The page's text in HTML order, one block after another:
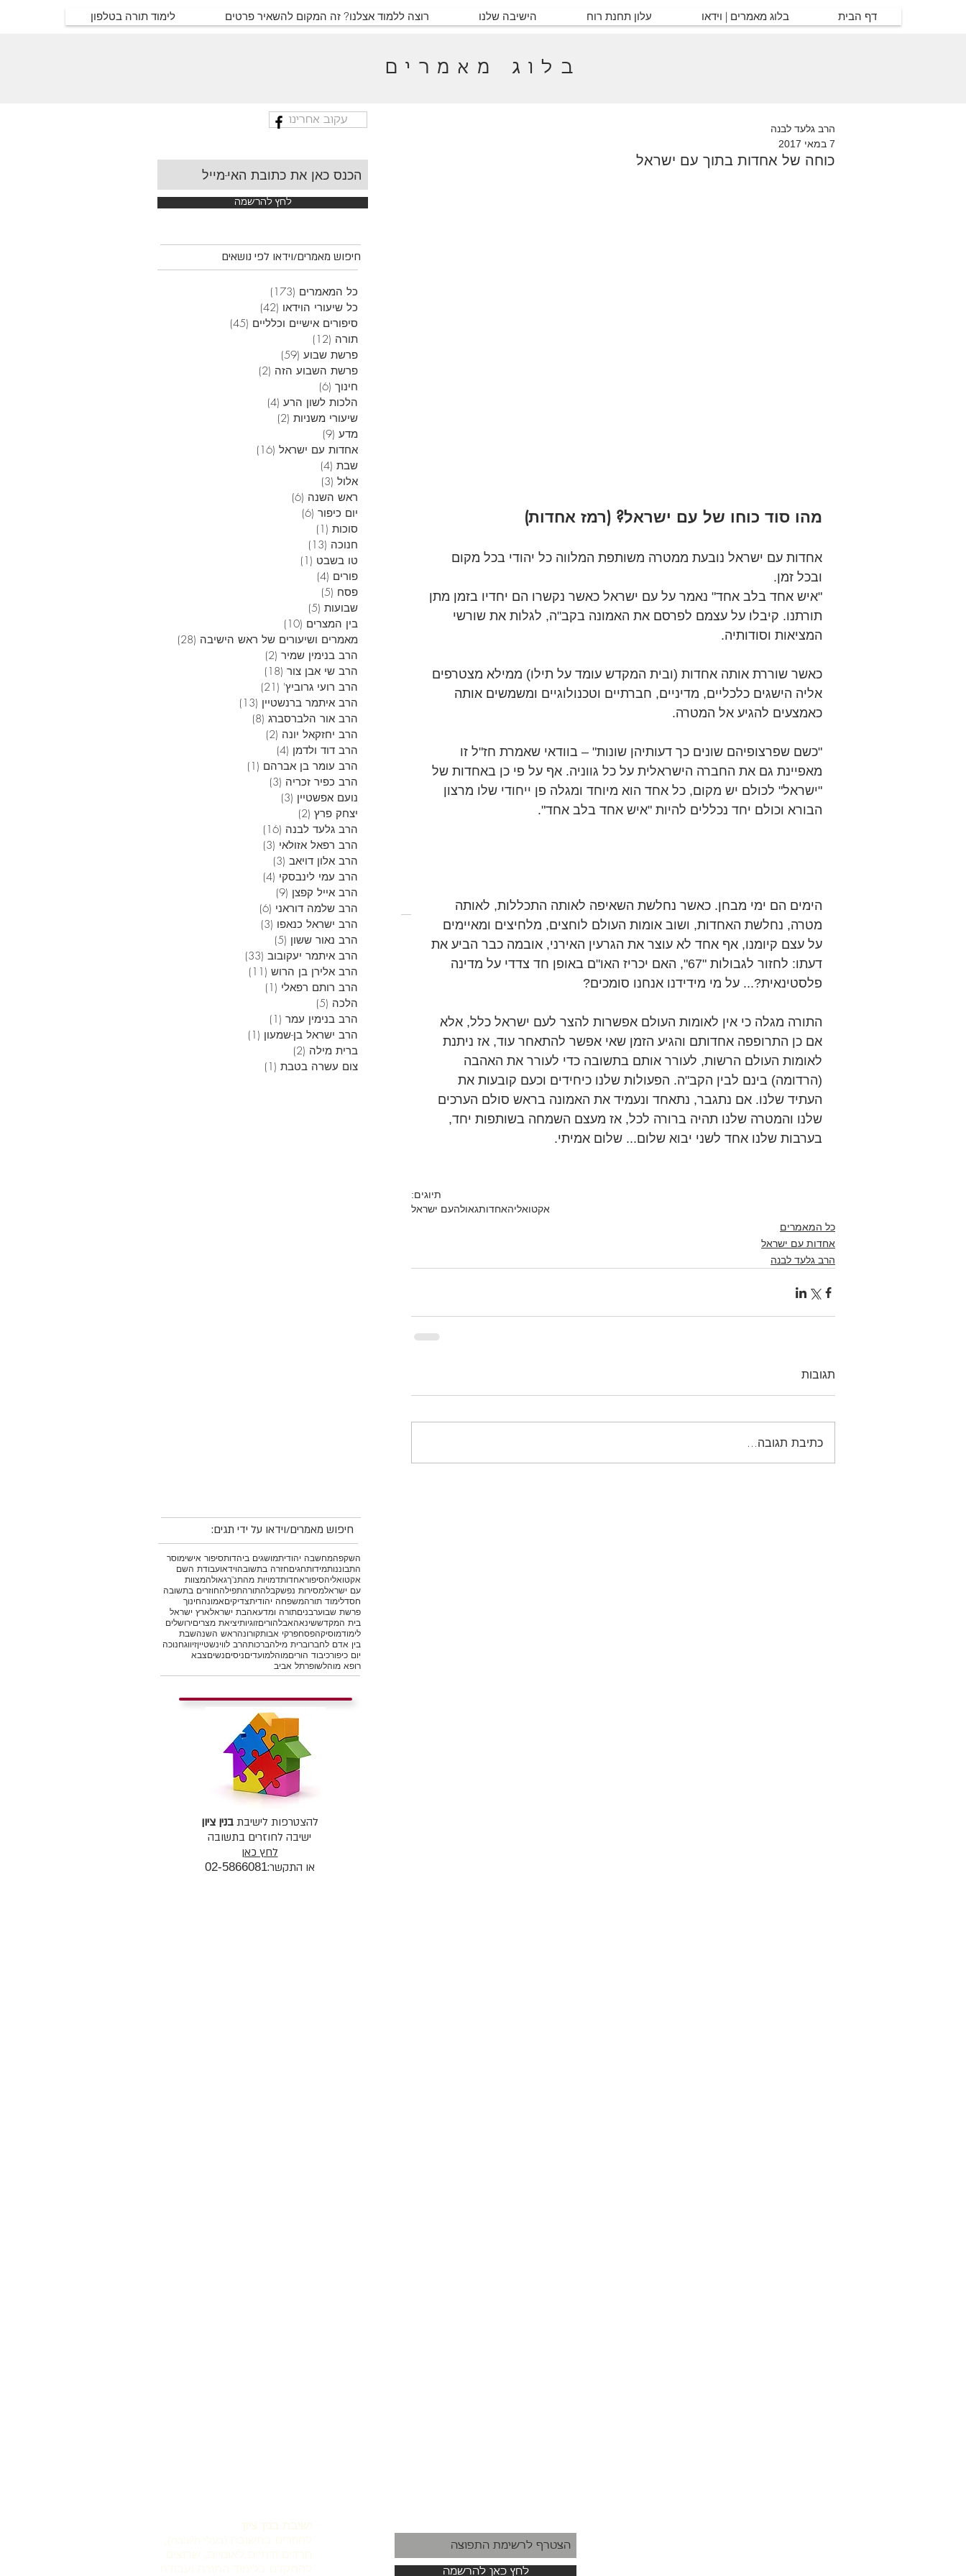
דף הבית בלוג מאמרים | וידאו עלון תחנת רוח הישיבה שלנו רוצה ללמוד אצלנו? זה המקום להשאיר פרטים לימוד תורה בטלפון
בלוג מאמרים
עקוב אחרינו
לחץ להרשמה
חיפוש מאמרים/וידאו לפי נושאים
כל המאמרים (173)
כל שיעורי הוידאו (42)
סיפורים אישיים וכלליים (45)
תורה (12)
פרשת שבוע (59)
פרשת השבוע הזה (2)
חינוך (6)
הלכות לשון הרע (4)
שיעורי משניות (2)
מדע (9)
אחדות עם ישראל (16)
שבת (4)
אלול (3)
ראש השנה (6)
יום כיפור (6)
סוכות (1)
חנוכה (13)
טו בשבט (1)
פורים (4)
פסח (5)
שבועות (5)
בין המצרים (10)
מאמרים ושיעורים של ראש הישיבה (28)
הרב בנימין שמיר (2)
הרב שי אבן צור (18)
הרב רועי גרוביץ' (21)
הרב איתמר ברנשטיין (13)
הרב אור הלברסברג (8)
הרב יחזקאל יונה (2)
הרב דוד ולדמן (4)
הרב עומר בן אברהם (1)
הרב כפיר זכריה (3)
נועם אפשטיין (3)
יצחק פרץ (2)
הרב גלעד לבנה (16)
הרב רפאל אזולאי (3)
הרב אלון דויאב (3)
הרב עמי לינבסקי (4)
הרב אייל קפצן (9)
הרב שלמה דוראני (6)
הרב ישראל כנאפו (3)
הרב נאור ששון (5)
הרב איתמר יעקובוב (33)
הרב אלירן בן הרוש (11)
הרב רותם רפאלי (1)
הלכה (5)
הרב בנימין עמר (1)
הרב ישראל בן-שמעון (1)
ברית מילה (2)
צום עשרה בטבת (1)
כוחה של אחדות בתוך עם ישראל
הרב גלעד לבנה
7 במאי 2017
מהו סוד כוחו של עם ישראל? (רמז אחדות)
אחדות עם ישראל נובעת ממטרה משותפת המלווה כל יהודי בכל מקום
ובכל זמן.
"איש אחד בלב אחד" נאמר על עם ישראל כאשר נקשרו הם יחדיו בזמן מתן
תורתנו. קיבלו על עצמם לפרסם את האמונה בקב"ה, לגלות את שורשי
המציאות וסודותיה.
כאשר שוררת אותה אחדות (ובית המקדש עומד על תילו) ממילא מצטרפים
אליה הישגים כלכליים, מדיניים, חברתיים וטכנולוגיים ומשמשים אותה
כאמצעים להגיע אל המטרה.
"כשם שפרצופיהם שונים כך דעותיהן שונות" – בוודאי שאמרת חז"ל זו
מאפיינת גם את החברה הישראלית על כל גווניה. אף על פי כן באחדות של
"ישראל" לכולם יש מקום, כל אחד הוא מיוחד ומגלה פן ייחודי שלו מרצון
הבורא וכולם יחד נכללים להיות "איש אחד בלב אחד".
הימים הם ימי מבחן. כאשר נחלשת השאיפה לאותה התכללות, לאותה
מטרה, נחלשת האחדות, ושוב אומות העולם לוחצים, מלחיצים ומאיימים
על עצם קיומנו, אף אחד לא עוצר את הגרעין האירני, אובמה כבר הביע את
דעתו: לחזור לגבולות "67", האם יכריז האו"ם באופן חד צדדי על מדינה
פלסטינאית?... על מי מידידנו אנחנו סומכים?
התורה מגלה כי אין לאומות העולם אפשרות להצר לעם ישראל כלל, אלא
אם כן התרופפה אחדותם והגיע הזמן שאי אפשר להתאחר עוד, אז ניתנת
לאומות העולם הרשות, לעורר אותם בתשובה כדי לעורר את האהבה
(הרדומה) בינם לבין הקב"ה. הפעולות שלנו כיחידים וכעם קובעות את
העתיד שלנו. אם נתגבר, נתאחד ונעמיד את האמונה בראש סולם הערכים
שלנו והמטרה שלנו תהיה ברורה לכל, אז מעצם השמחה בשותפות יחד,
בערבות שלנו אחד לשני יבוא שלום... שלום אמיתי.
תיוגים:
אקטואליהאחדותגאולהעם ישראל
כל המאמרים
אחדות עם ישראל
הרב גלעד לבנה
תגובות
כתיבת תגובה...
חיפוש מאמרים/וידאו על ידי תגים:
השקפהמחשבה יהודיתמושגים ביהדותסיפור אישימוסר
התבוננותמידותחגיםחזרה בתשובהוידאועבודת השם
אקטואליהסיפוראחדותדמויות מהתנ"ךגאולהמצוות
עם ישראלמסירות נפשקבלהתורהתפילהחוזרים בתשובה
חסדלימוד תורהמשפחה יהודיתצדיקיםאמונהחינוך
פרשת שבוערבניםתורה ומדעאהבת ישראלארץ ישראל
בית המקדששינאהאבלהוריםזוגיותיציאת מצריםירושלים
לימודמוסיקהפסחפרקי אבותקורונהראש השנהשבת
בין אדם לחברוברית מילהברכותהרב לווינשטייןזיווגחנוכה
יום כיפורכיבוד הוריםמוהלמועדיםניסיםנשיםצבא
רופא מוהלשופרתל אביב
להצטרפות לישיבתבנין ציון
ישיבה לחוזרים בתשובה
לחץ כאן
או התקשר:02-5866081
לחץ כאן להרשמה